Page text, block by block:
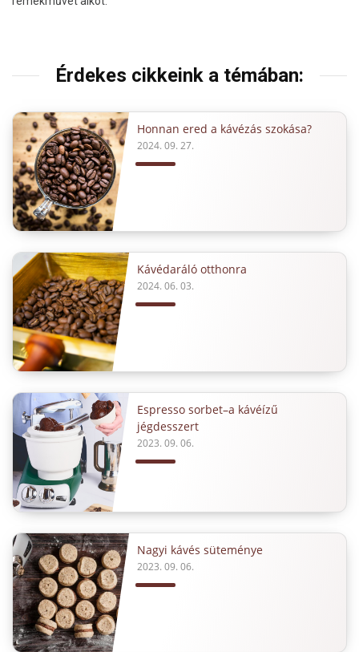
Érdekes cikkeink a témában:
Honnan ered a kávézás szokása?
2024. 09. 27.
Kávédaráló otthonra
2024. 06. 03.
Espresso sorbet–a kávéízű
jégdesszert
2023. 09. 06.
Nagyi kávés süteménye
2023. 09. 06.